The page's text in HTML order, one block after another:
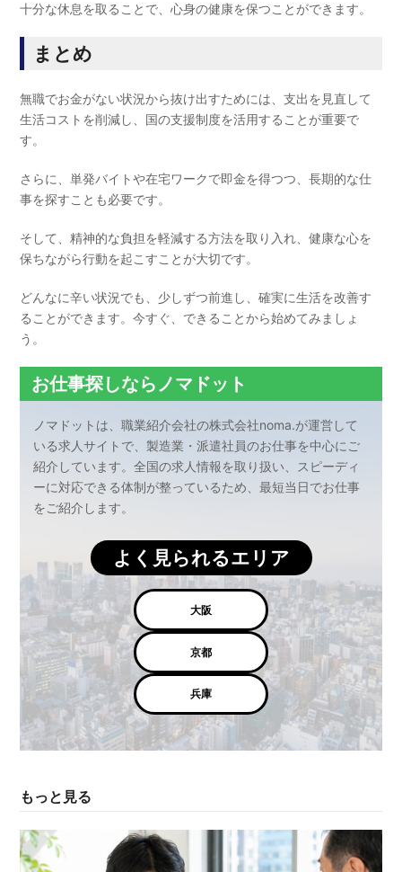
十分な休息を取ることで、心身の健康を保つことができます。
まとめ
無職でお金がない状況から抜け出すためには、支出を見直して
生活コストを削減し、国の支援制度を活用することが重要で
す。
さらに、単発バイトや在宅ワークで即金を得つつ、長期的な仕
事を探すことも必要です。
そして、精神的な負担を軽減する方法を取り入れ、健康な心を
保ちながら行動を起こすことが大切です。
どんなに辛い状況でも、少しずつ前進し、確実に生活を改善す
ることができます。今すぐ、できることから始めてみましょ
う。
お仕事探しならノマドット
ノマドットは、職業紹介会社の株式会社noma.が運営して
いる求人サイトで、製造業・派遣社員のお仕事を中心にご
紹介しています。全国の求人情報を取り扱い、スピーディ
ーに対応できる体制が整っているため、最短当日でお仕事
をご紹介します。
よく見られるエリア
大阪
京都
兵庫
もっと見る